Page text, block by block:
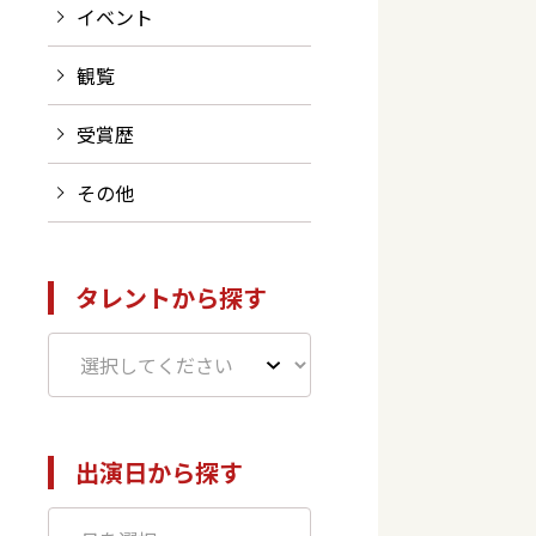
イベント
観覧
受賞歴
その他
タレントから探す
出演日から探す